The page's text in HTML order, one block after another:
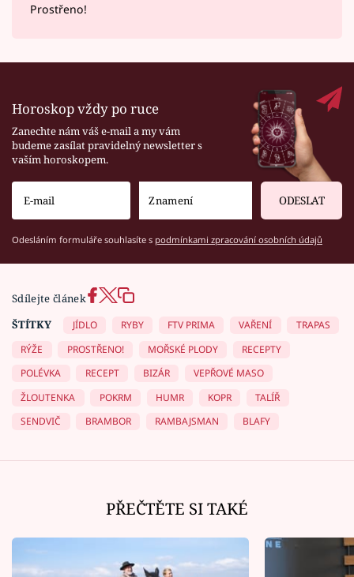
Prostřeno!
Horoskop vždy po ruce
Zanechte nám váš e-mail a my vám
budeme zasílat pravidelný newsletter s
vaším horoskopem.
ODESLAT
Odesláním formuláře souhlasíte s podmínkami zpracování osobních údajů
Sdílejte článek
ŠTÍTKY
JÍDLO RYBY FTV PRIMA VAŘENÍ
TRAPAS
RÝŽE
PROSTŘENO! MOŘSKÉ PLODY
RECEPTY
POLÉVKA
RECEPT BIZÁR
VEPŘOVÉ MASO
ŽLOUTENKA
POKRM HUMR KOPR
TALÍŘ
SENDVIČ
BRAMBOR RAMBAJSMAN BLAFY
PŘEČTĚTE SI TAKÉ